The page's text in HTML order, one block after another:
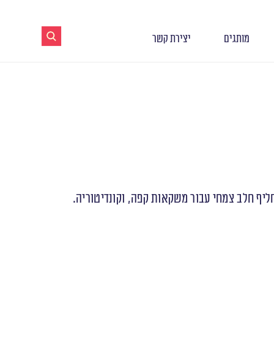
מותגים יצירת קשר
חלב צמחי עבור משקאות קפה, וקונדיטוריה.